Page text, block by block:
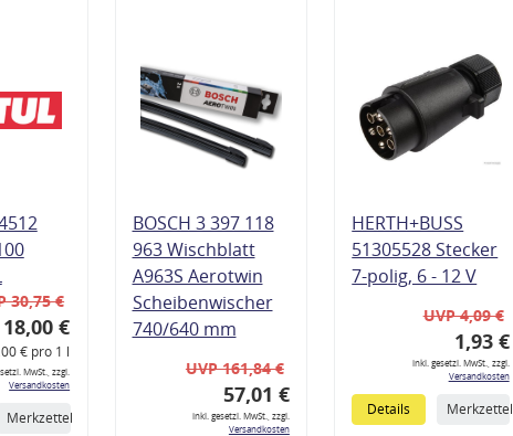
30,75 €
18,00 €
€ pro 1 l
MwSt., zzgl.
Versandkosten
Merkzettel
BOSCH 3 397 118
963 Wischblatt
A963S Aerotwin
Scheibenwischer
740/640 mm
UVP 161,84 €
57,01 €
inkl. gesetzl. MwSt., zzgl.
Versandkosten
HERTH+BUSS
51305528 Stecker
7-polig, 6 - 12 V
UVP 4,09 €
1,93 €
inkl. gesetzl. MwSt., zzgl.
Versandkosten
Details Merkzettel